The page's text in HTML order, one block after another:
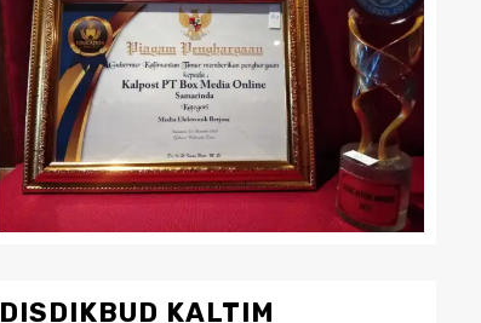
DISDIKBUD KALTIM